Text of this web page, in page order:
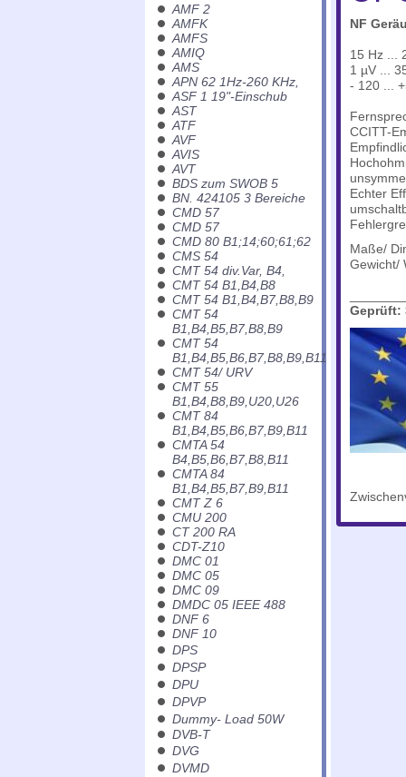
AMF 2
AMFK
AMFS
AMIQ
AMS
APN 62 1Hz-260 KHz,
ASF 1 19"-Einschub
AST
ATF
AVF
AVIS
AVT
BDS zum SWOB 5
BN. 424105 3 Bereiche
CMD 57
CMD 57
CMD 80 B1;14;60;61;62
CMS 54
CMT 54 div.Var, B4,
CMT 54 B1,B4,B8
CMT 54 B1,B4,B7,B8,B9
CMT 54
B1,B4,B5,B7,B8,B9
CMT 54
B1,B4,B5,B6,B7,B8,B9,B11
CMT 54/ URV
CMT 55
B1,B4,B8,B9,U20,U26
CMT 84
B1,B4,B5,B6,B7,B9,B11
CMTA 54
B4,B5,B6,B7,B8,B11
CMTA 84
B1,B4,B5,B7,B9,B11
CMT Z 6
CMU 200
CT 200 RA
CDT-Z10
DMC 01
DMC 05
DMC 09
DMDC 05 IEEE 488
DNF 6
DNF 10
DPS
DPSP
DPU
DPVP
Dummy- Load 50W
DVB-T
DVG
DVMD
NF
15 Hz ...
1 µV ...
- 120 ...
CCITT-
Echter
Maße/
Gewicht/
Geprüft: